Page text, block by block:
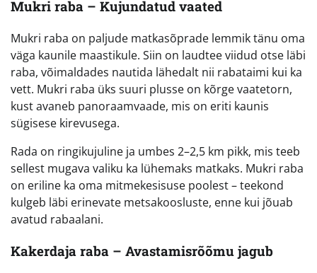
Mukri raba – Kujundatud vaated
Mukri raba on paljude matkasõprade lemmik tänu oma
väga kaunile maastikule. Siin on laudtee viidud otse läbi
raba, võimaldades nautida lähedalt nii rabataimi kui ka
vett. Mukri raba üks suuri plusse on kõrge vaatetorn,
kust avaneb panoraamvaade, mis on eriti kaunis
sügisese kirevusega.
Rada on ringikujuline ja umbes 2–2,5 km pikk, mis teeb
sellest mugava valiku ka lühemaks matkaks. Mukri raba
on eriline ka oma mitmekesisuse poolest – teekond
kulgeb läbi erinevate metsakoosluste, enne kui jõuab
avatud rabaalani.
Kakerdaja raba – Avastamisrõõmu jagub